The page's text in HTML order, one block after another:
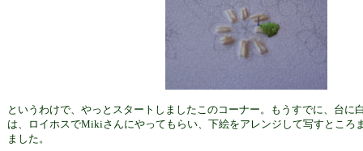
というわけで、やっとスタートしましたこのコーナー。もうすでに、台に
は、ロイホスでMikiさんにやってもらい、下絵をアレンジして写すところ
ました。